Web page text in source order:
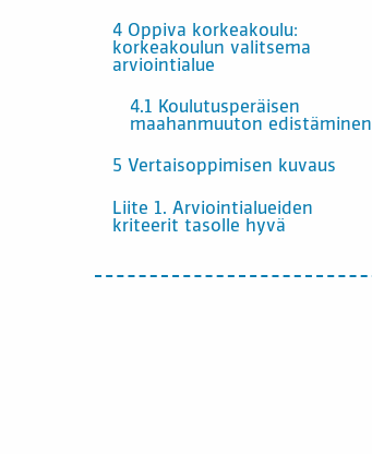
4 Oppiva korkeakoulu:
korkeakoulun valitsema
arviointialue
4.1 Koulutusperäisen
maahanmuuton edistäminen
5 Vertaisoppimisen kuvaus
Liite 1. Arviointialueiden
kriteerit tasolle hyvä